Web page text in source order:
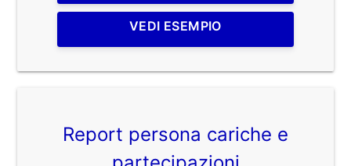
VEDI ESEMPIO
Report persona cariche e